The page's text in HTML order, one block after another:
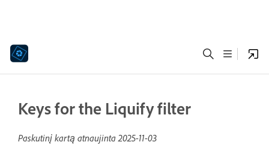
Keys for the Liquify filter
Paskutinį kartą atnaujinta2025-11-03